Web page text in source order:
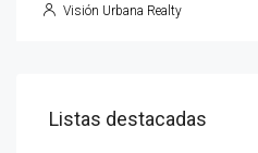
Visión Urbana Realty
Listas destacadas